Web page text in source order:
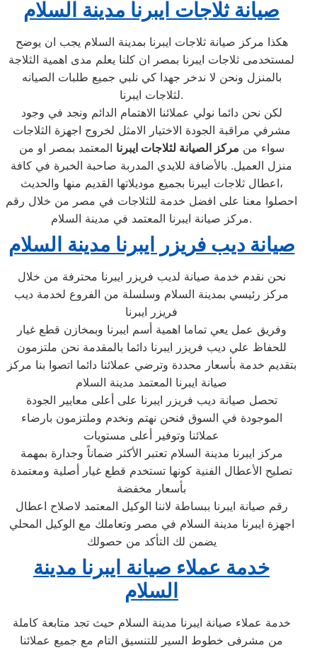
صيانة ثلاجات ايبرنا مدينة السلام
هكذا مركز صيانة ثلاجات ايبرنا بمدينة السلام يجب ان يوضح
لمستخدمى ثلاجات ايبرنا بمصر ان كلنا يعلم مدى اهمية الثلاجة
بالمنزل ونحن لا ندخر جهدا كي نلبي جميع طلبات الصيانه
لثلاجات ايبرنا.
لكن نحن دائما نولي عملائنا الاهتمام الدائم ونجد في وجود
مشرفي مراقبة الجودة الاختيار الامثل لخروج اجهزة الثلاجات
سواء من مركز الصيانة لثلاجات ايبرنا المعتمد بمصر او من
منزل العميل. بالأضافة للايدي المدربة صاحبة الخبرة في كافة
اعطال ثلاجات ايبرنا بجميع موديلاتها القديم منها والحديث،
احصلوا معنا على افضل خدمة للثلاجات في مصر من خلال رقم
مركز صيانة ايبرنا المعتمد في مدينة السلام.
صيانة ديب فريزر ايبرنا مدينة السلام
نحن نقدم خدمة صيانة لديب فريزر ايبرنا محترفة من خلال
مركز رئيسي بمدينة السلام وسلسلة من الفروع لخدمة ديب
فريزر ايبرنا
وفريق عمل يعي تماما اهمية أسم ايبرنا وبمخازن قطع غيار
للحفاظ علي ديب فريزر ايبرنا دائما بالمقدمة نحن ملتزمون
بتقديم خدمة بأسعار محددة وترضي عملائنا دائما اتصوا بنا مركز
صيانة ايبرنا المعتمد مدينة السلام
تحصل صيانة ديب فريزر ايبرنا على أعلى معايير الجودة
الموجودة في السوق فنحن نهتم ونخدم وملتزمون بارضاء
عملائنا وتوفير أعلى مستويات
مركز ايبرنا مدينة السلام تعتبر الأكثر ضماناً وجدارة بمهمة
تصليح الأعطال الفنية كونها تستخدم قطع غيار أصلية ومعتمدة
بأسعار مخفضة
رقم صيانة ايبرنا ببساطة لاننا الوكيل المعتمد لاصلاح اعطال
اجهزة ايبرنا مدينة السلام في مصر وتعاملك مع الوكيل المحلي
يضمن لك التأكد من حصولك
خدمة عملاء صيانة ايبرنا مدينة
السلام
خدمة عملاء صيانة ايبرنا مدينة السلام حيث تجد متابعة كاملة
من مشرفى خطوط السير للتنسيق التام مع جميع عملائنا